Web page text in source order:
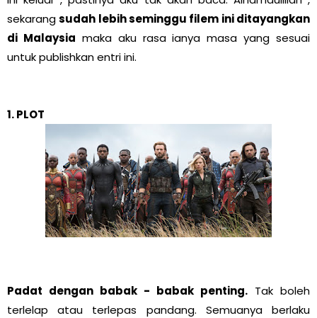
sekarangsudah lebih seminggu filem ini ditayangkan
di Malaysia maka aku rasa ianya masa yang sesuai
untuk publishkan entri ini.
1. PLOT
Padat dengan babak - babak penting. Tak boleh
terlelap atau terlepas pandang. Semuanya berlaku